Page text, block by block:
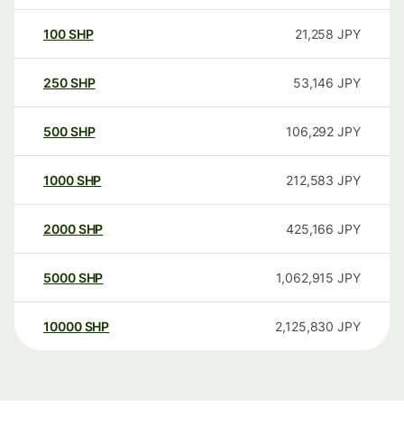
100SHP 21,258 JPY
250SHP 53,146 JPY
500SHP 106,292 JPY
1000SHP 212,583 JPY
2000SHP 425,166 JPY
5000SHP 1,062,915 JPY
10000 SHP 2,125,830 JPY